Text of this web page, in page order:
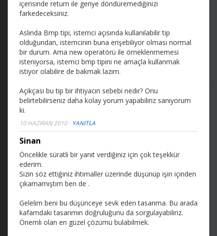
içerisinde return ile geriye döndüremediğinizi
farkedeceksiniz.
Aslında Bmp tipi, istemci açısında kullanılabilir tip
olduğundan, istemcinin buna erişebiliyor olması normal
bir durum. Ama new operatörü ile örneklenmemesi
isteniyorsa, istemci bmp tipini ne amaçla kullanmak
istiyor olabilire de bakmak lazım.
Açıkçası bu tip bir ihtiyacın sebebi nedir? Onu
belirtebilirseniz daha kolay yorum yapabiliriz sanıyorum
ki.
10 HAZIRAN 2010- YANITLA
Sinan
Öncelikle süratli bir yanıt verdiğiniz için çok teşekkür
ederim.
Sizin söz ettiğiniz ihtimaller üzerinde düşünüp işin içinden
çıkamamıştım ben de .
Gelelim beni bu düşünceye sevk eden tasarıma. Bu arada
kafamdaki tasarımın doğruluğunu da sorgulayabiliriz.
Önemli olan en güzel çözümü bulabilmek.